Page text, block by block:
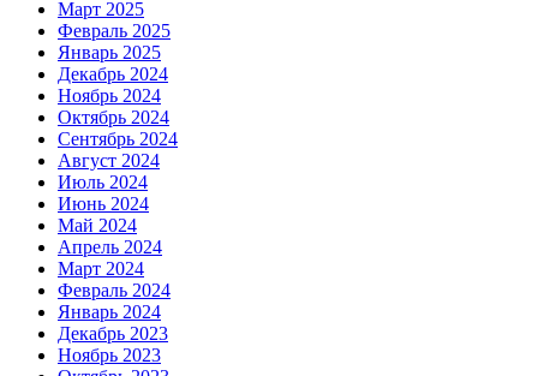
Март 2025
Февраль 2025
Январь 2025
Декабрь 2024
Ноябрь 2024
Октябрь 2024
Сентябрь 2024
Август 2024
Июль 2024
Июнь 2024
Май 2024
Апрель 2024
Март 2024
Февраль 2024
Январь 2024
Декабрь 2023
Ноябрь 2023